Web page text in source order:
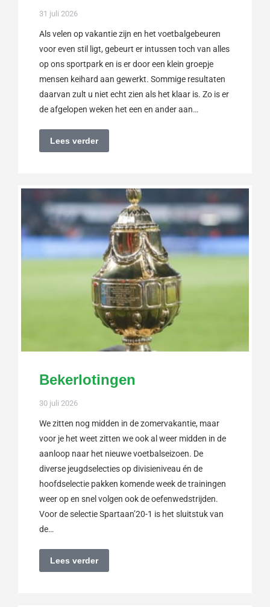
31 juli 2026
Als velen op vakantie zijn en het voetbalgebeuren
voor even stil ligt, gebeurt er intussen toch van alles
op ons sportpark en is er door een klein groepje
mensen keihard aan gewerkt. Sommige resultaten
daarvan zult u niet echt zien als het klaar is. Zo is er
de afgelopen weken het een en ander aan…
Lees verder
Bekerlotingen
30 juli 2026
We zitten nog midden in de zomervakantie, maar
voor je het weet zitten we ook al weer midden in de
aanloop naar het nieuwe voetbalseizoen. De
diverse jeugdselecties op divisieniveau én de
hoofdselectie pakken komende week de trainingen
weer op en snel volgen ook de oefenwedstrijden.
Voor de selectie Spartaan’20-1 is het sluitstuk van
de…
Lees verder